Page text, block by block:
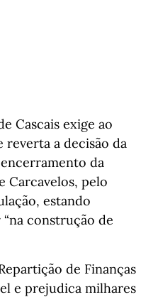
Cascais exige ao
reverta a decisão da
da
Carcavelos, pelo
estando
construção de
de Finanças
e prejudica milhares